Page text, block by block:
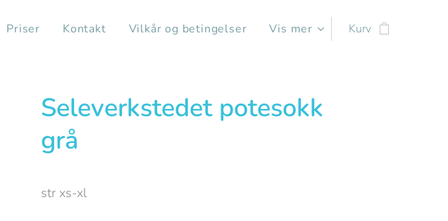
Priser Kontakt Vilkår og betingelser Vis mer Kurv
Seleverkstedet potesokk
grå
str xs-xl